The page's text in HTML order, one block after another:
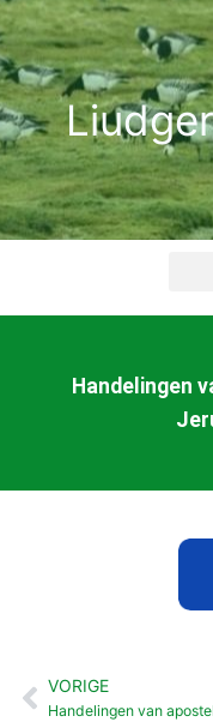
Ga
naar
de
inhoud
Handelingen
Vorige
VORIGE